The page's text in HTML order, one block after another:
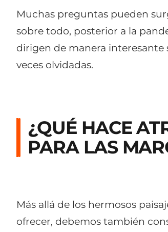
Muchas preguntas pueden
sobre todo, posterior a la
dirigen de manera interesante
veces olvidadas.
¿QUÉ HACE
PARA LAS
Más allá de los hermosos
ofrecer, debemos también